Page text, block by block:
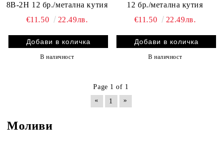
8В-2Н 12 бр./метална кутия
€11.50
22.49лв.
В наличност
12 бр./метална кутия
€11.50
22.49лв.
В наличност
Page 1 of 1
«
1 »
Моливи